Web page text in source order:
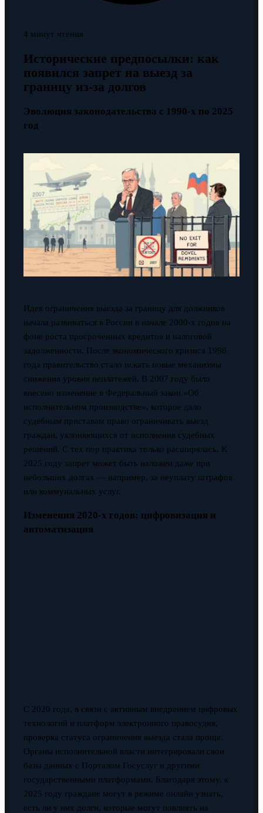
4 минут чтения
Исторические предпосылки: как
появился запрет на выезд за
границу из-за долгов
Эволюция законодательства с 1990-х по 2025
год
Идея ограничения выезда за границу для должников
начала развиваться в России в начале 2000-х годов на
фоне роста просроченных кредитов и налоговой
задолженности. После экономического кризиса 1998
года правительство стало искать новые механизмы
снижения уровня неплатежей. В 2007 году было
внесено изменение в Федеральный закон «Об
исполнительном производстве», которое дало
судебным приставам право ограничивать выезд
граждан, уклоняющихся от исполнения судебных
решений. С тех пор практика только расширялась. К
2025 году запрет может быть наложен даже при
небольших долгах — например, за неуплату штрафов
или коммунальных услуг.
Изменения 2020-х годов: цифровизация и
автоматизация
С 2020 года, в связи с активным внедрением цифровых
технологий и платформ электронного правосудия,
проверка статуса ограничения выезда стала проще.
Органы исполнительной власти интегрировали свои
базы данных с Порталом Госуслуг и другими
государственными платформами. Благодаря этому, к
2025 году граждане могут в режиме онлайн узнать,
есть ли у них долги, которые могут повлиять на